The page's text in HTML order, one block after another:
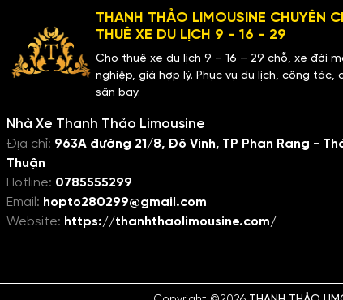
THANH THẢO LIMOUSINE CHUYÊN
THUÊ XE DU LỊCH 9 - 16 - 29
Cho thuê xe du lịch 9 – 16 – 29 chỗ, xe đời
nghiệp, giá hợp lý. Phục vụ du lịch, công tác,
sân bay.
Nhà Xe Thanh Thảo Limousine
Địa chỉ: 963A đường 21/8, Đô Vinh, TP Phan Rang -
Thuận
Hotline: 0785555299
Email: hopto280299@gmail.com
Website: https://thanhthaolimousine.com/